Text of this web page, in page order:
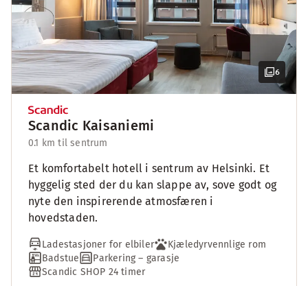
6
Scandic Kaisaniemi
0.1 km til sentrum
Et komfortabelt hotell i sentrum av Helsinki. Et
hyggelig sted der du kan slappe av, sove godt og
nyte den inspirerende atmosfæren i
hovedstaden.
Ladestasjoner for elbiler
Kjæledyrvennlige rom
Badstue
Parkering – garasje
Scandic SHOP 24 timer